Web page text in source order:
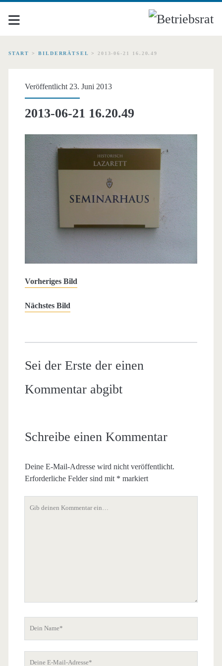
START > BILDERRÄTSEL > 2013-06-21 16.20.49
Veröffentlicht 23. Juni 2013
2013-06-21 16.20.49
Vorheriges Bild
Nächstes Bild
Sei der Erste der einen
Kommentar abgibt
Schreibe einen Kommentar
Deine E-Mail-Adresse wird nicht veröffentlicht.
Erforderliche Felder sind mit * markiert